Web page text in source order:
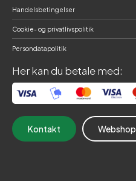
Handelsbetingelser
Cookie- og privatlivspolitik
Persondatapolitik
Her kan du betale med:
Kontakt Webshop